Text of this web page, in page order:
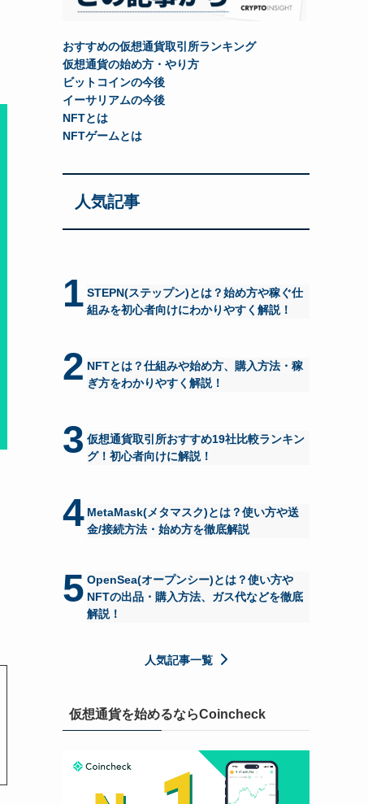
おすすめの仮想通貨取引所ランキング
仮想通貨の始め方・やり方
ビットコインの今後
イーサリアムの今後
NFTとは
NFTゲームとは
人気記事
1 STEPN(ステップン)とは？始め方や稼ぐ仕
組みを初心者向けにわかりやすく解説！
2 NFTとは？仕組みや始め方、購入方法・稼
ぎ方をわかりやすく解説！
3 仮想通貨取引所おすすめ19社比較ランキン
グ！初心者向けに解説！
4 MetaMask(メタマスク)とは？使い方や送
金/接続方法・始め方を徹底解説
5 OpenSea(オープンシー)とは？使い方や
NFTの出品・購入方法、ガス代などを徹底
解説！
人気記事一覧
仮想通貨を始めるならCoincheck